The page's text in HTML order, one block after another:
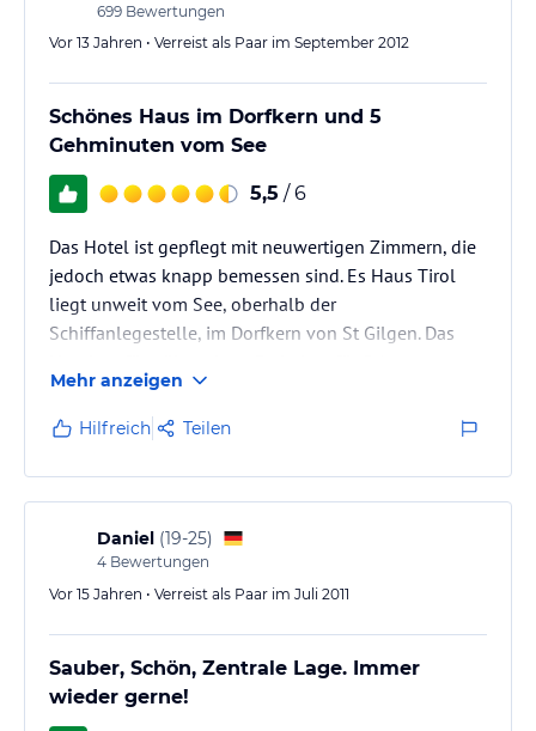
Radtourvorschläge;
Wein- und Schnapsdegustationen; kulturelle Events.
Sonstige Einrichtungen und Services
Das Hotel wird von der Gastgeberfamilie persönlich geführt.
Kostenfreier WLAN-Zugang im gesamten Hotel; kostenfreier
Das Hotel eignet sich exklusiv für Meetings, Tagungen und Feiern
im kleinen Kreis.
Organisation des gewünschten Rahmenprogramms.
Hoteliers-/Veranstalter-/Kataloginformationen. Alle Angaben
ohne Gewähr und ohne Prüfung durch HolidayCheck. Bitte
jeweiligen Veranstalters.
699 Bewertungen
Vor 13 Jahren • Verreist als Paar im September 2012
Schönes Haus im Dorfkern und 5
Gehminuten vom See
5,5 / 6
Das Hotel ist gepflegt mit neuwertigen Zimmern, die
jedoch etwas knapp bemessen sind. Es Haus Tirol
liegt unweit vom See, oberhalb der
Schiffanlegestelle, im Dorfkern von St Gilgen. Das
gegenüber dem Hotel. Da es sich um ein älteres Haus
handelt, ist es wohl nicht möglich einen Lift
einzubauen. Mit viel Gepäck oder Behinderung ist es
mühsam die Zimmer zu erreichen.
Das Frühstück ist reichlich und mit
Qualitätsprodukten versehen. Das Restaurant ist
gemütlich…
Mehr anzeigen
Hilfreich Teilen
Daniel (19-25)
4 Bewertungen
Vor 15 Jahren • Verreist als Paar im Juli 2011
Sauber, Schön, Zentrale Lage. Immer
wieder gerne!